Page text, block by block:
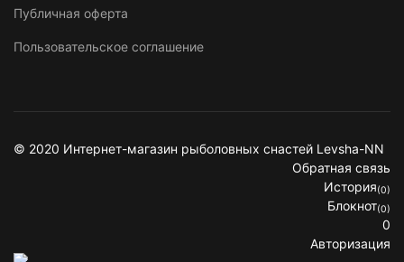
Публичная оферта
Пользовательское соглашение
© 2020 Интернет-магазин рыболовных снастей Levsha-NN
Обратная связь
История(0)
Блокнот(0)
0
Авторизация